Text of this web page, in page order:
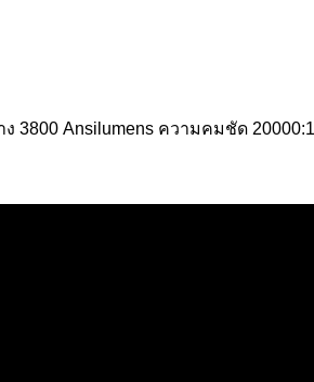
ง 3800 Ansilumens ความคมชัด